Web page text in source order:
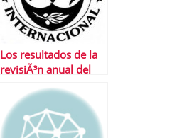
Los resultados de la
revisiÃ³n anual del
espaÃ±ola